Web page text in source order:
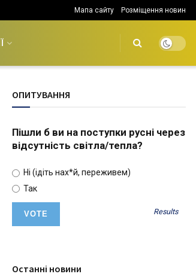
Мапа сайту Розміщення новин
ОПИТУВАННЯ
Пішли б ви на поступки русні через
відсутність світла/тепла?
Ні (ідіть нах*й, переживем)
Так
Results
Останні новини